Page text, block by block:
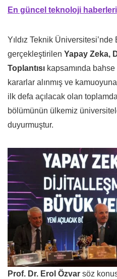
En güncel teknoloji haberleri
Yıldız Teknik Üniversitesi’nde
gerçekleştirilen Yapay Zeka,
Toplantısı kapsamında
kararlar alınmış ve
ilk defa açılacak olan toplamda
bölümünün ülkemiz
duyurmuştur.
Prof. Dr. Erol Özvar söz